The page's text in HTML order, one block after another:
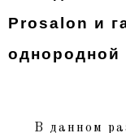
Prosalon и
однородной
В данном